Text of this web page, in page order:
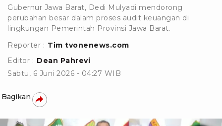
Gubernur Jawa Barat, Dedi Mulyadi mendorong
perubahan besar dalam proses audit keuangan di
lingkungan Pemerintah Provinsi Jawa Barat.
Reporter : Tim tvonenews.com
Editor : Dean Pahrevi
Sabtu, 6 Juni 2026 - 04:27 WIB
Bagikan